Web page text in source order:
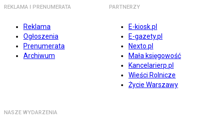
REKLAMA I PRENUMERATA
Reklama
Ogłoszenia
Prenumerata
Archiwum
PARTNERZY
E-kiosk.pl
E-gazety.pl
Nexto.pl
Mała księgowość
Kancelarierp.pl
Wieści Rolnicze
Życie Warszawy
NASZE WYDARZENIA